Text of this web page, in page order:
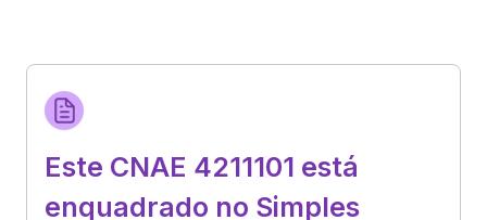
Este CNAE 4211101 está
enquadrado no Simples